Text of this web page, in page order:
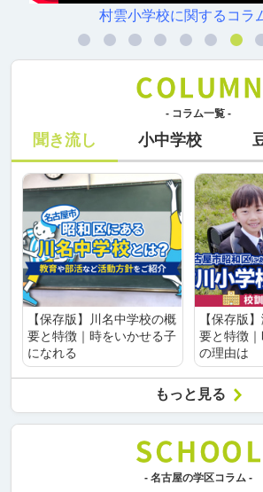
村雲小学校に関するコラ
- コラム一覧 -
聞き流し 小中学校
【保存版】川名中学校の概
要と特徴｜時をいかせる子
になれる
【保存版
要と特徴
の理由は
もっと見る
- 名古屋の学区コラム -